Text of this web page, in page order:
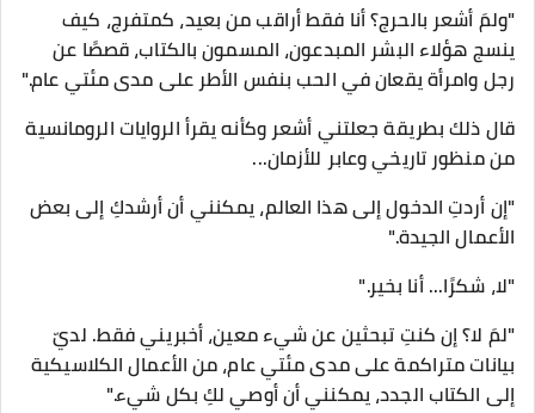
"ولمَ أشعر بالحرج؟ أنا فقط أراقب من بعيد، كمتفرج، كيف
ينسج هؤلاء البشر المبدعون، المسمون بالكتاب، قصصًا عن
رجل وامرأة يقعان في الحب بنفس الأطر على مدى مئتي عام."
قال ذلك بطريقة جعلتني أشعر وكأنه يقرأ الروايات الرومانسية
من منظور تاريخي وعابر للأزمان...
"إن أردتِ الدخول إلى هذا العالم، يمكنني أن أرشدكِ إلى بعض
الأعمال الجيدة."
"لا، شكرًا... أنا بخير."
"لمَ لا؟ إن كنتِ تبحثين عن شيء معين، أخبريني فقط. لديّ
بيانات متراكمة على مدى مئتي عام، من الأعمال الكلاسيكية
إلى الكتاب الجدد، يمكنني أن أوصي لكِ بكل شيء."